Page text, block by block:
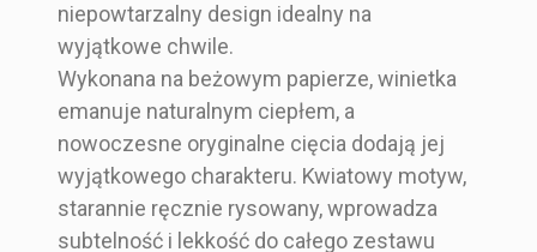
niepowtarzalny design idealny na
wyjątkowe chwile.
Wykonana na beżowym papierze, winietka
emanuje naturalnym ciepłem, a
nowoczesne oryginalne cięcia dodają jej
wyjątkowego charakteru. Kwiatowy motyw,
starannie ręcznie rysowany, wprowadza
subtelność i lekkość do całego zestawu
Styl
Nowoczesny
Prosty i Minimali
styczny
Kolor
Beżowy
Okrągłe
menu
winietka -
granatowa
karta dań z
imionami
Okrągłe
menu
ślubne,
które jest
winietką -
karta dań
Okrągłe menu
winietka -
karta dań z
imionami
gości
pudełko-
basic -
złocone